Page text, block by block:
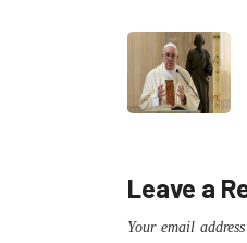
Leave a
Your email